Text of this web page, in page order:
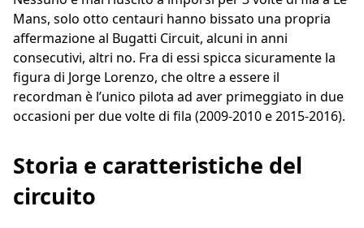
Mans, solo otto centauri hanno bissato una propria
affermazione al Bugatti Circuit, alcuni in anni
consecutivi, altri no. Fra di essi spicca sicuramente la
figura di Jorge Lorenzo, che oltre a essere il
recordman è l’unico pilota ad aver primeggiato in due
occasioni per due volte di fila (2009-2010 e 2015-2016).
Storia e caratteristiche del
circuito